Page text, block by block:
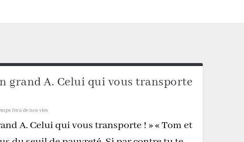
grand A. Celui qui vous transporte
fera de nos vies
A. Celui qui vous transporte ! » « Tom et